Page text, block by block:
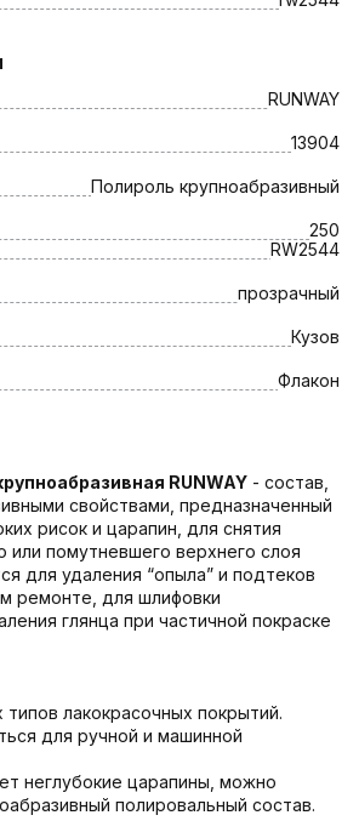
RUNWAY
13904
Полироль крупноабразивный
250
RW2544
прозрачный
Кузов
Флакон
RUNWAY - состав,
свойствами, предназначенный
рисок и царапин, для снятия
или помутневшего верхнего слоя
для удаления “опыла” и подтеков
ремонте, для шлифовки
глянца при частичной покраске
лакокрасочных покрытий.
для ручной и машинной
неглубокие царапины, можно
полировальный состав.